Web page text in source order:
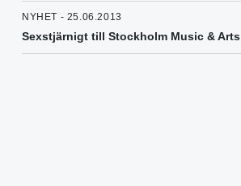
NYHET - 25.06.2013
Sexstjärnigt till Stockholm Music & Arts